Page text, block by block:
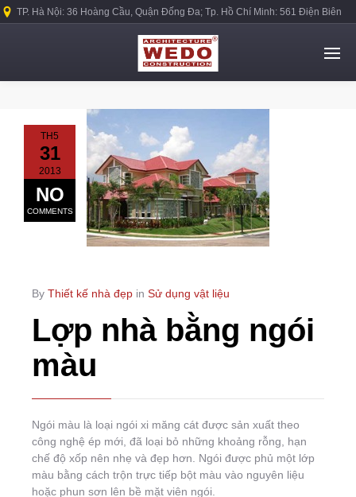
TP. Hà Nội: 36 Hoàng Cầu, Quận Đống Đa; Tp. Hồ Chí Minh: 561 Điện Biên
TH5
31
2013
NO
COMMENTS
By Thiết kế nhà đẹp in Sử dụng vật liệu
Lợp nhà bằng ngói
màu
Ngói màu là loại ngói xi măng cát được sản xuất theo
công nghệ ép mới, đã loại bỏ những khoảng rỗng, hạn
chế độ xốp nên nhẹ và đẹp hơn. Ngói được phủ một lớp
màu bằng cách trộn trực tiếp bột màu vào nguyên liệu
hoặc phun sơn lên bề mặt viên ngói.